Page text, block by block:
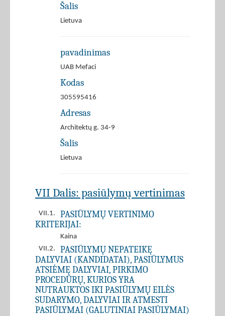
Šalis
Lietuva
pavadinimas
UAB Mefaci
Kodas
305595416
Adresas
Architektų g. 34-9
Šalis
Lietuva
VII Dalis: pasiūlymų vertinimas
VII.1.
PASIŪLYMŲ VERTINIMO
KRITERIJAI:
Kaina
VII.2.
PASIŪLYMŲ NEPATEIKĘ
DALYVIAI (KANDIDATAI), PASIŪLYMUS
ATSIĖMĘ DALYVIAI, PIRKIMO
PROCEDŪRŲ, KURIOS YRA
NUTRAUKTOS IKI PASIŪLYMŲ EILĖS
SUDARYMO, DALYVIAI IR ATMESTI
PASIŪLYMAI (GALUTINIAI PASIŪLYMAI)